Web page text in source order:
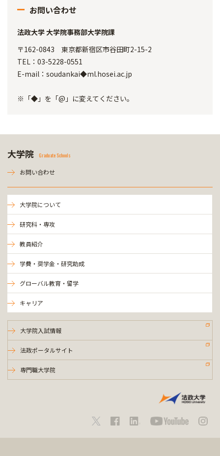
お問い合わせ
法政大学 大学院事務部大学院課
〒162-0843 東京都新宿区市谷田町2-15-2
TEL：03-5228-0551
E-mail：soudankai◆ml.hosei.ac.jp
※「◆」を「@」に変えてください。
大学院 Graduate Schools
お問い合わせ
大学院について
研究科・専攻
教員紹介
学費・奨学金・研究助成
グローバル教育・留学
キャリア
大学院入試情報
法政ポータルサイト
専門職大学院